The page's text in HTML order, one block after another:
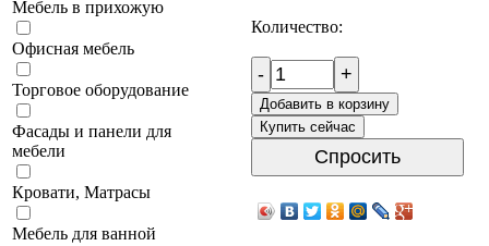
Мебель в прихожую
Офисная мебель
Торговое оборудование
Фасады и панели для
мебели
Кровати, Матрасы
Мебель для ванной
Количество:
- +
Добавить в корзину
Купить сейчас
Спросить